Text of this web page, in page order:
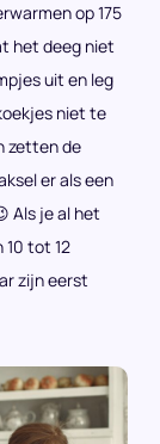
op 175
het deeg niet
uit en leg
niet te
zetten de
er als een
Als je al het
tot 12
zijn eerst